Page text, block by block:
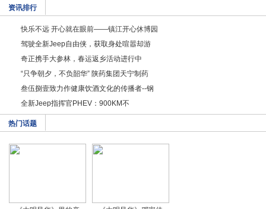
资讯排行
快乐不远 开心就在眼前——镇江开心休博园
驾驶全新Jeep自由侠，获取身处喧嚣却游
奇正携手大参林，春运返乡活动进行中
“只争朝夕，不负韶华” 陕药集团天宁制药
叁伍捌壹致力作健康饮酒文化的传播者--钢
全新Jeep指挥官PHEV：900KM不
热门话题